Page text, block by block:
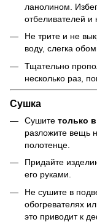
ланолином.
отбеливателей и
Не трите и не
воду, слегка
Тщательно
несколько раз,
Сушка
Сушите только
разложите вещь
полотенце.
Придайте
его руками.
Не сушите в
обогревателях
это приводит к